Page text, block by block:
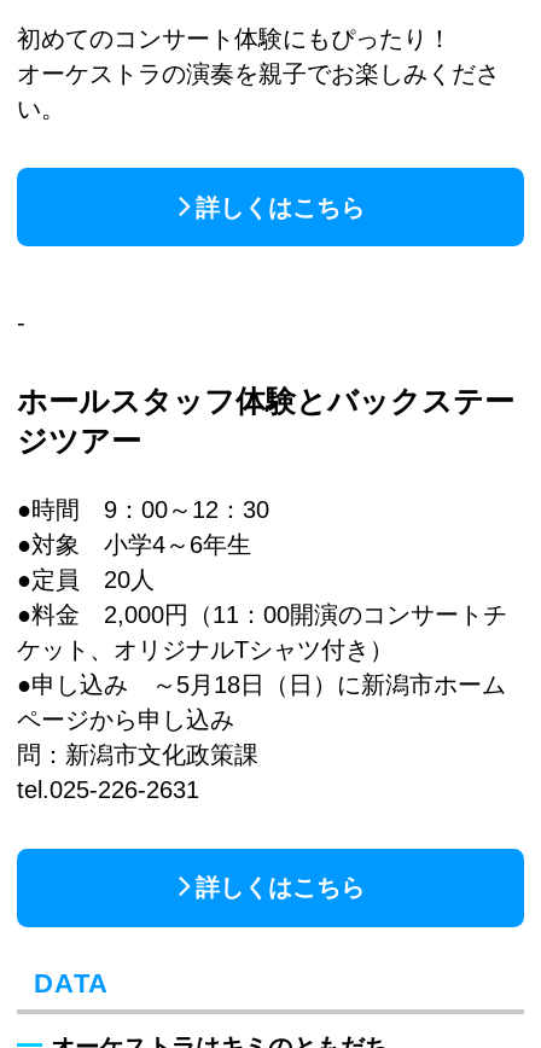
初めてのコンサート体験にもぴったり！
オーケストラの演奏を親子でお楽しみくださ
い。
詳しくはこちら
-
ホールスタッフ体験とバックステー
ジツアー
●時間 9：00～12：30
●対象 小学4～6年生
●定員 20人
●料金 2,000円（11：00開演のコンサートチ
ケット、オリジナルTシャツ付き）
●申し込み ～5月18日（日）に新潟市ホーム
ページから申し込み
問：新潟市文化政策課
tel.025-226-2631
詳しくはこちら
DATA